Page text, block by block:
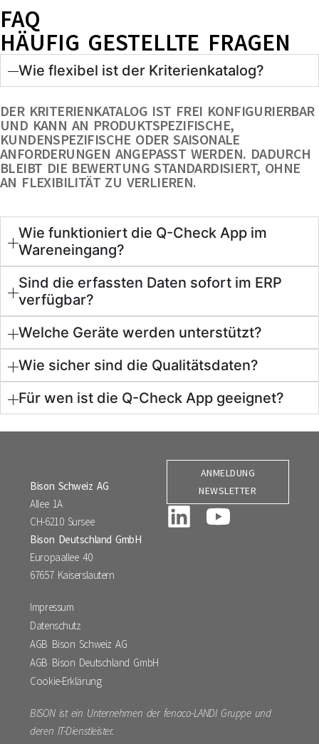
FAQ
HÄUFIG GESTELLTE FRAGEN
Wie flexibel ist der Kriterienkatalog?
DER KRITERIENKATALOG IST FREI KONFIGURIERBAR
UND KANN AN PRODUKTSPEZIFISCHE,
KUNDENSPEZIFISCHE ODER SAISONALE
ANFORDERUNGEN ANGEPASST WERDEN. DADURCH
BLEIBT DIE BEWERTUNG STANDARDISIERT, OHNE
AN FLEXIBILITÄT ZU VERLIEREN.
Wie funktioniert die Q-Check App im
Wareneingang?
Sind die erfassten Daten sofort im ERP
verfügbar?
Welche Geräte werden unterstützt?
Wie sicher sind die Qualitätsdaten?
Für wen ist die Q-Check App geeignet?
Bison Schweiz AG
Allee 1A
CH-6210 Sursee
Bison Deutschland GmbH
Europaallee 40
67657 Kaiserslautern
ANMELDUNG
NEWSLETTER
Impressum
Datenschutz
AGB Bison Schweiz AG
AGB Bison Deutschland GmbH
Cookie-Erklärung
BISON ist ein Unternehmen der fenaco-LANDI Gruppe und
deren IT-Dienstleister.